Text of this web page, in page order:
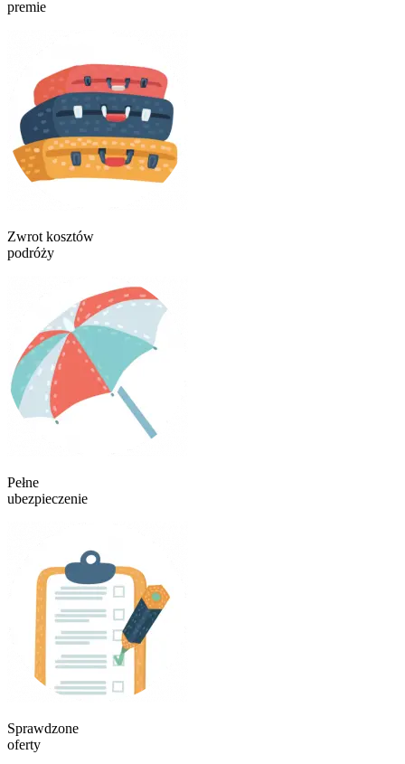
premie
Zwrot kosztów
podróży
Pełne
ubezpieczenie
Sprawdzone
oferty